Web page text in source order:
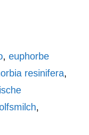
,euphorbe
resinifera,
,